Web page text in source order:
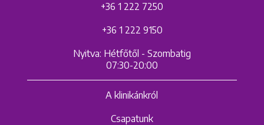
+36 1 222 7250
+36 1 222 9150
Nyitva: Hétfőtől - Szombatig
07:30-20:00
A klinikánkról
Csapatunk